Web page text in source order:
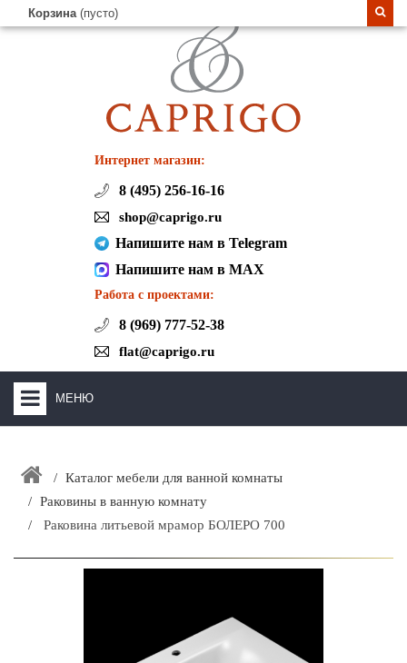
Корзина (пусто)
Интернет магазин:
8 (495) 256-16-16
shop@caprigo.ru
Напишите нам в Telegram
Напишите нам в MAX
Работа с проектами:
8 (969) 777-52-38
flat@caprigo.ru
МЕНЮ
ЗАКАЗАТЬ РАСЧЕТ КУХНИ CAPRIGO
+
Каталог мебели для ванной комнаты
Раковины в ванную комнату
Раковина литьевой мрамор БОЛЕРО 700